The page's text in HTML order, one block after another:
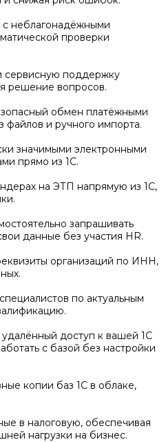
с неблагонадёжными
проверки
сервисную поддержку
решение вопросов.
обмен платёжными
файлов и ручного импорта.
значимыми электронными
прямо из 1С.
на ЭТП напрямую из 1С,
запрашивать
данные без участия HR.
организаций по ИНН,
по актуальным
доступ к вашей 1С
с базой без настройки
копии баз 1С в облаке,
в налоговую, обеспечивая
нагрузки на бизнес.